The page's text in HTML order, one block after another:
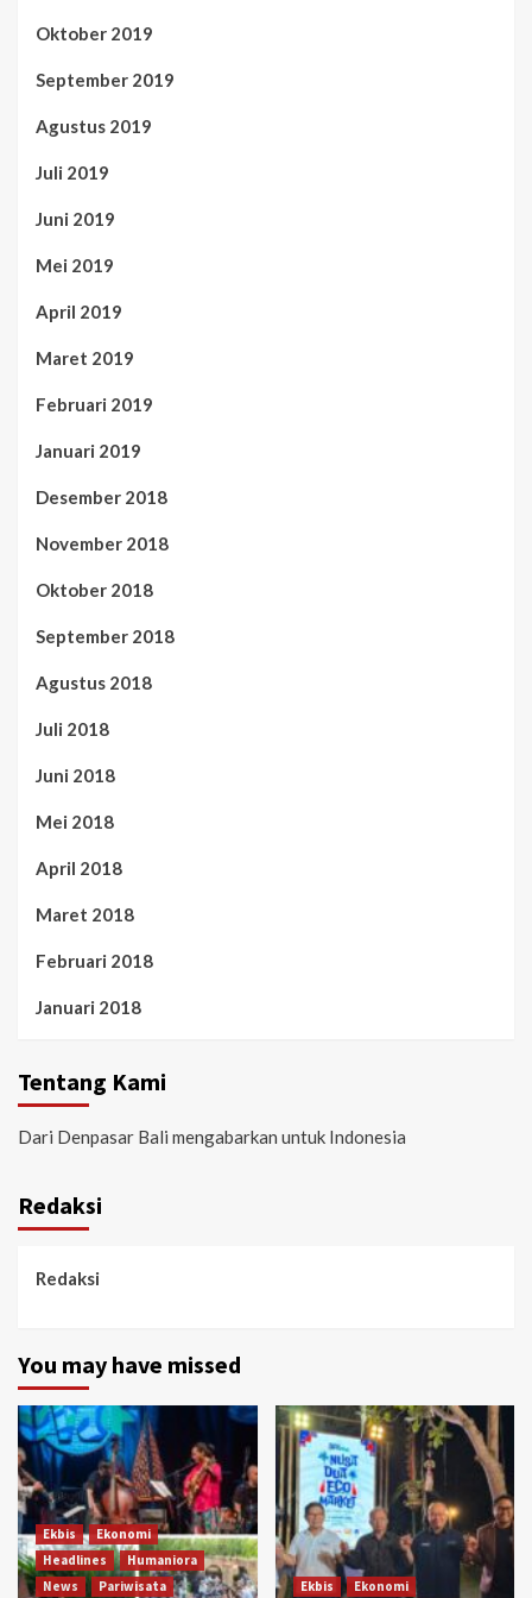
Oktober 2019
September 2019
Agustus 2019
Juli 2019
Juni 2019
Mei 2019
April 2019
Maret 2019
Februari 2019
Januari 2019
Desember 2018
November 2018
Oktober 2018
September 2018
Agustus 2018
Juli 2018
Juni 2018
Mei 2018
April 2018
Maret 2018
Februari 2018
Januari 2018
Tentang Kami
Dari Denpasar Bali mengabarkan untuk Indonesia
Redaksi
Redaksi
You may have missed
Ekbis
Ekonomi
Headlines
Humaniora
News
Pariwisata Ekbis Ekonomi